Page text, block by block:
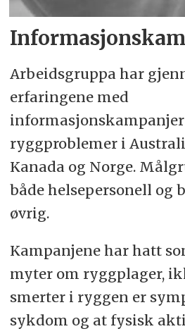
Arbeidsgruppa har
erfaringene med
ryggproblemer i
Kanada og Norge.
både helsepersonell og
øvrig.
Kampanjene har hatt
myter om ryggplager,
smerter i ryggen er
sykdom og at fysisk